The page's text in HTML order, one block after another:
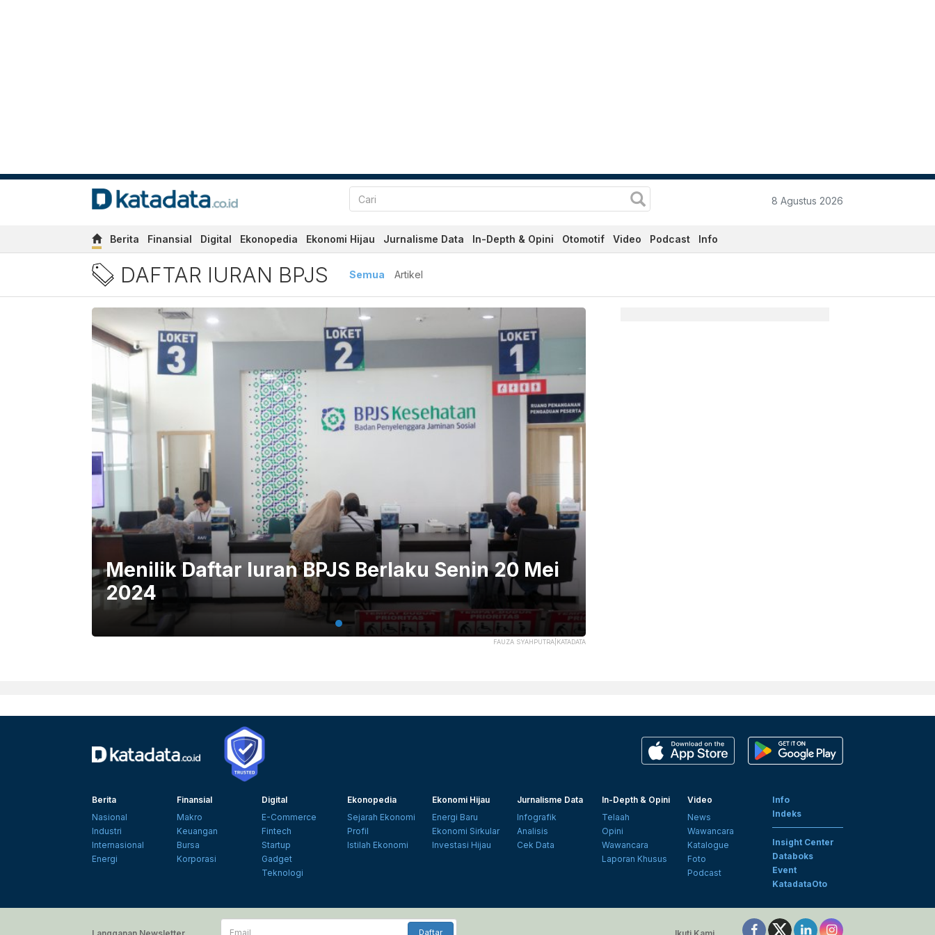
8 Agustus 2026
Berita Finansial Digital Ekonopedia Ekonomi Hijau Jurnalisme Data In-Depth & Opini Otomotif Video Podcast Info
Berita Daftar Iuran BPJS Terbaru dan Terkini Hari Ini - Katadata.co.id
DAFTAR IURAN BPJS Semua Artikel
FAUZA SYAHPUTRA|KATADATA
Menilik Daftar Iuran BPJS Berlaku Senin 20 Mei
2024
Berita
Nasional
Industri
Internasional
Energi
Finansial
Makro
Keuangan
Bursa
Korporasi
Digital
E-Commerce
Fintech
Startup
Gadget
Teknologi
Ekonopedia
Sejarah Ekonomi
Profil
Istilah Ekonomi
Ekonomi Hijau
Energi Baru
Ekonomi Sirkular
Investasi Hijau
Jurnalisme Data
Infografik
Analisis
Cek Data
In-Depth & Opini
Telaah
Opini
Wawancara
Laporan Khusus
Video
News
Wawancara
Katalogue
Foto
Podcast
Info
Indeks
Insight Center
Databoks
Event
KatadataOto
Email
Daftar